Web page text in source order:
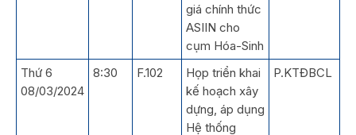
giá chính thức
ASIIN cho
cụm Hóa-Sinh
Thứ 6
08/03/2024
8:30 F.102
Họp triển khai
kế hoạch xây
dựng, áp dụng
Hệ thống
P.KTĐBCL